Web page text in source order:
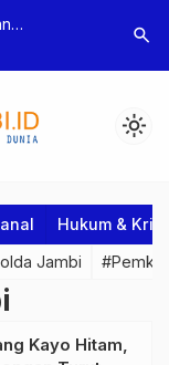
Polres
Dua
search
light_mode
Hukum &
Jambi
Kayo Hitam,